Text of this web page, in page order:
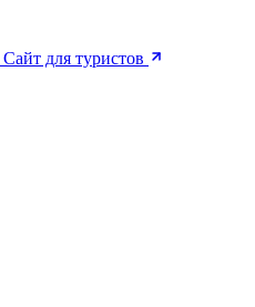
Сайт для туристов